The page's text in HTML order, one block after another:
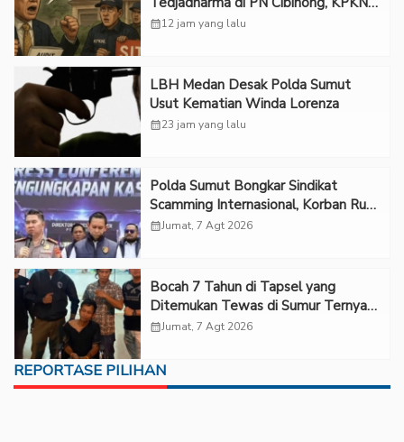
dan PUPN Mangkir
calendar_month12 jam yang lalu
LBH Medan Desak Polda Sumut
Usut Kematian Winda Lorenza
calendar_month23 jam yang lalu
Polda Sumut Bongkar Sindikat
Scamming Internasional, Korban Rugi
Rp6,7 Miliar
calendar_monthJumat, 7 Agt 2026
Bocah 7 Tahun di Tapsel yang
Ditemukan Tewas di Sumur Ternyata
Korban Kekerasan Seksual
calendar_monthJumat, 7 Agt 2026
REPORTASE PILIHAN